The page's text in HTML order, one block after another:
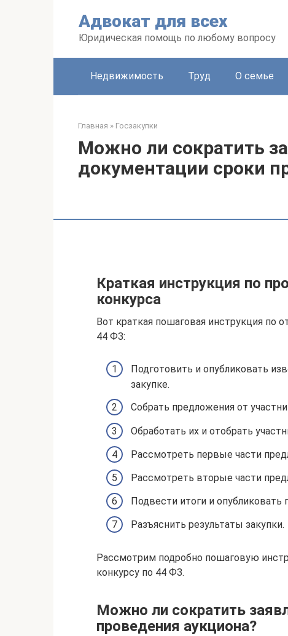
Адвокат для всех
Юридическая помощь по любому вопросу
Недвижимость Труд О семье
Главная » Госзакупки
Можно ли сократить
документации сроки
Краткая инструкция по
конкурса
Вот краткая пошаговая инструкция по
44 ФЗ:
Подготовить и опубликовать
закупке.
Собрать предложения от
Обработать их и отобрать
Рассмотреть первые части
Рассмотреть вторые части
Подвести итоги и опубликовать
Разъяснить результаты закупки.
Рассмотрим подробно пошаговую
конкурсу по 44 ФЗ.
Можно ли сократить
проведения аукциона?